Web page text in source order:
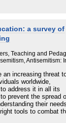
a survey of
Teaching and
Antisemitism:
an increasing threat
worldwide,
address it in all its
prevent the spread
their
tools to combat